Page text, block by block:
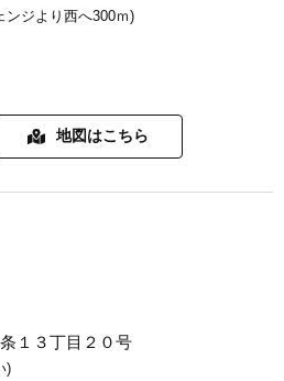
ンジより西へ300ｍ)
地図はこちら
１３丁目２０号
)